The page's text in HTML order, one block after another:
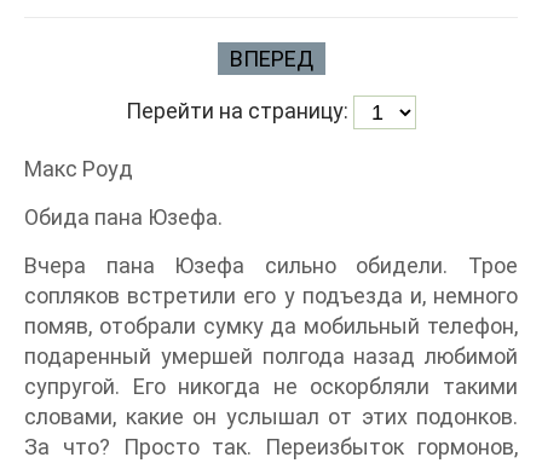
ВПЕРЕД
Перейти на страницу:
Макс Роуд
Обида пана Юзефа.
Вчера пана Юзефа сильно обидели. Трое
сопляков встретили его у подъезда и, немного
помяв, отобрали сумку да мобильный телефон,
подаренный умершей полгода назад любимой
супругой. Его никогда не оскорбляли такими
словами, какие он услышал от этих подонков.
За что? Просто так. Переизбыток гормонов,